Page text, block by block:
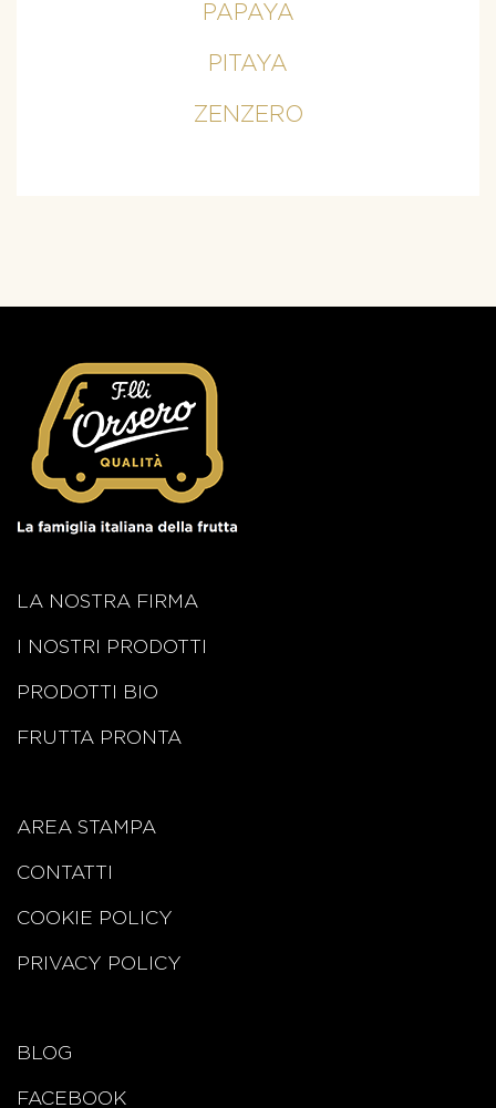
PAPAYA
PITAYA
ZENZERO
LA NOSTRA FIRMA
I NOSTRI PRODOTTI
PRODOTTI BIO
FRUTTA PRONTA
AREA STAMPA
CONTATTI
COOKIE POLICY
PRIVACY POLICY
BLOG
FACEBOOK